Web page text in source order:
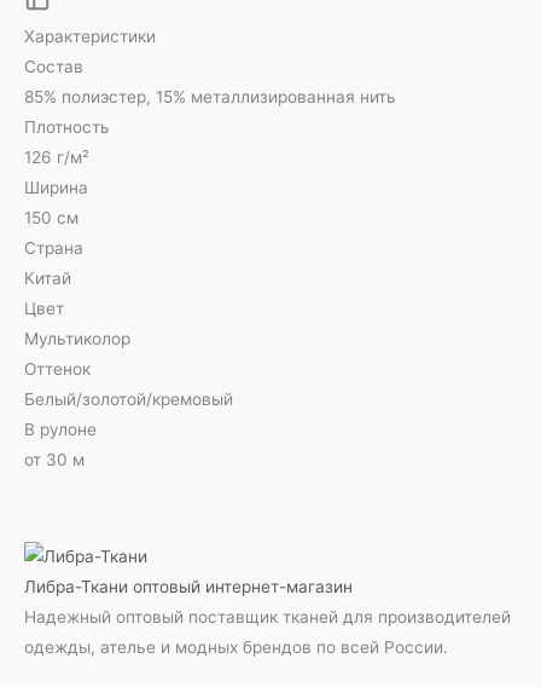
Характеристики
Состав
85% полиэстер, 15% металлизированная нить
Плотность
126 г/м²
Ширина
150 см
Страна
Китай
Цвет
Мультиколор
Оттенок
Белый/золотой/кремовый
В рулоне
от 30 м
Либра-Ткани оптовый интернет-магазин
Надежный оптовый поставщик тканей для производителей
одежды, ателье и модных брендов по всей России.